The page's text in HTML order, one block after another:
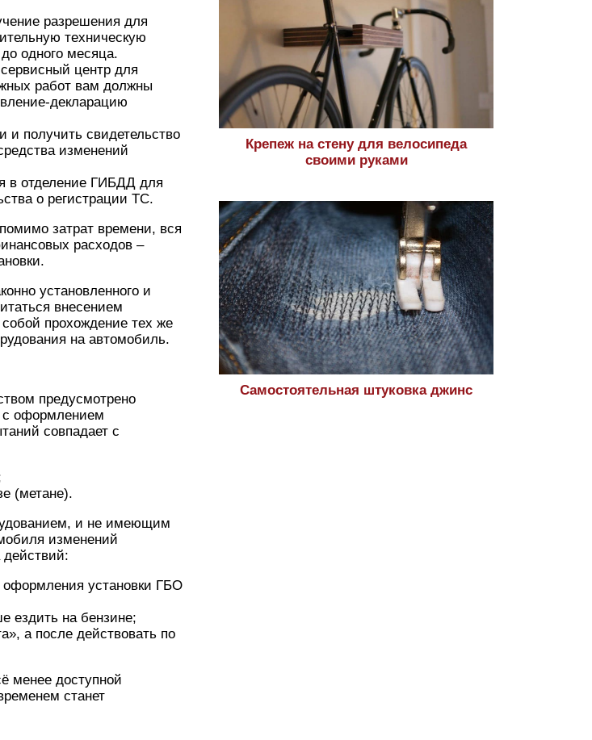
разрешения для
техническую
одного месяца.
центр для
работ вам должны
декларацию
и получить свидетельство
изменений
в отделение ГИБДД для
о регистрации ТС.
затрат времени, вся
расходов –
установленного и
внесением
прохождение тех же
на автомобиль.
предусмотрено
с оформлением
совпадает с
(метане).
и не имеющим
изменений
установки ГБО
ездить на бензине;
а после действовать по
менее доступной
станет
Крепеж на стену для велосипеда
своими руками
Самостоятельная штуковка джинс